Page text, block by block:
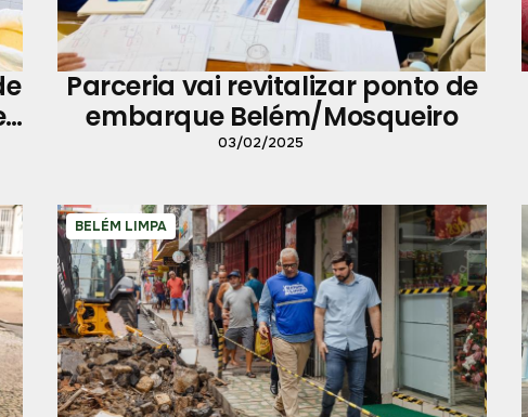
Parceria vai revitalizar ponto de
embarque Belém/Mosqueiro
03/02/2025
BELÉM LIMPA